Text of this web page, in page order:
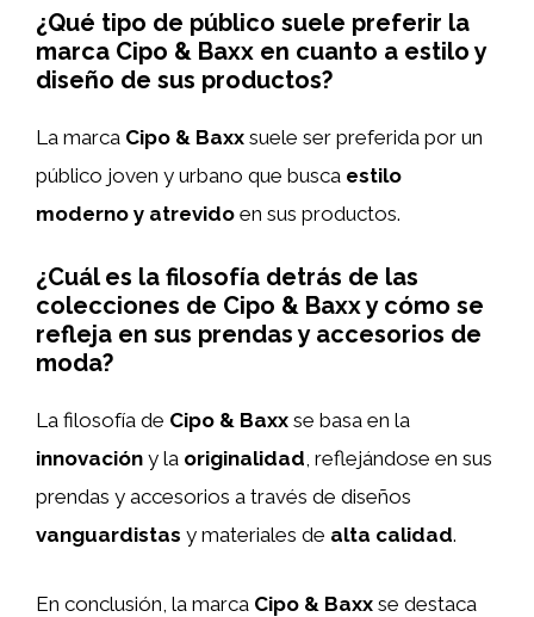
¿Qué tipo de público suele preferir la
marca Cipo & Baxx en cuanto a estilo y
diseño de sus productos?
La marca Cipo & Baxx suele ser preferida por un
público joven y urbano que busca estilo
moderno y atrevido en sus productos.
¿Cuál es la filosofía detrás de las
colecciones de Cipo & Baxx y cómo se
refleja en sus prendas y accesorios de
moda?
La filosofía de Cipo & Baxx se basa en la
innovación y la originalidad, reflejándose en sus
prendas y accesorios a través de diseños
vanguardistas y materiales de alta calidad.
En conclusión, la marca Cipo & Baxx se destaca